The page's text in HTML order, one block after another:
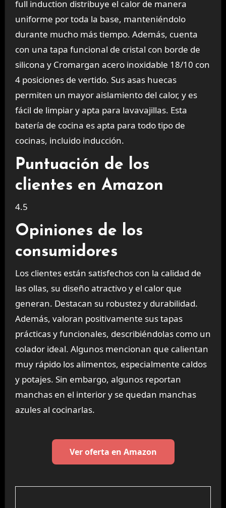
full induction distribuye el calor de manera
uniforme por toda la base, manteniéndolo
durante mucho más tiempo. Además, cuenta
con una tapa funcional de cristal con borde de
silicona y Cromargan acero inoxidable 18/10 con
4 posiciones de vertido. Sus asas huecas
permiten un mayor aislamiento del calor, y es
fácil de limpiar y apta para lavavajillas. Esta
batería de cocina es apta para todo tipo de
cocinas, incluido inducción.
Puntuación de los
clientes en Amazon
4.5
Opiniones de los
consumidores
Los clientes están satisfechos con la calidad de
las ollas, su diseño atractivo y el calor que
generan. Destacan su robustez y durabilidad.
Además, valoran positivamente sus tapas
prácticas y funcionales, describiéndolas como un
colador ideal. Algunos mencionan que calientan
muy rápido los alimentos, especialmente caldos
y potajes. Sin embargo, algunos reportan
manchas en el interior y se quedan manchas
azules al cocinarlas.
Ver oferta en Amazon